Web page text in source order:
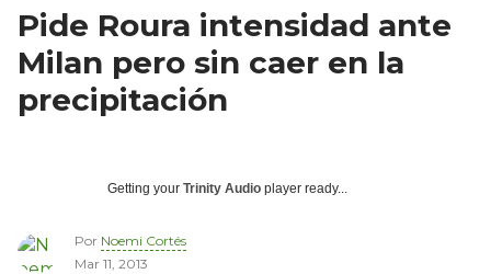
Pide Roura intensidad ante
Milan pero sin caer en la
precipitación
Getting your Trinity Audio player ready...
Por Noemi Cortés
Mar 11, 2013